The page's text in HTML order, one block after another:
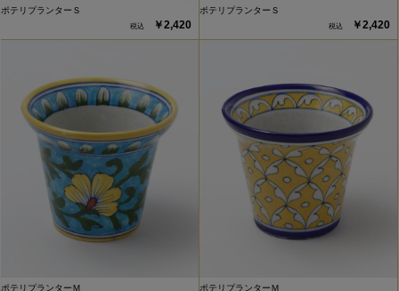
ポテリプランターＳ
￥2,420
ポテリプランターＳ
￥2,420
ポテリプランターＭ ポテリプランターＭ